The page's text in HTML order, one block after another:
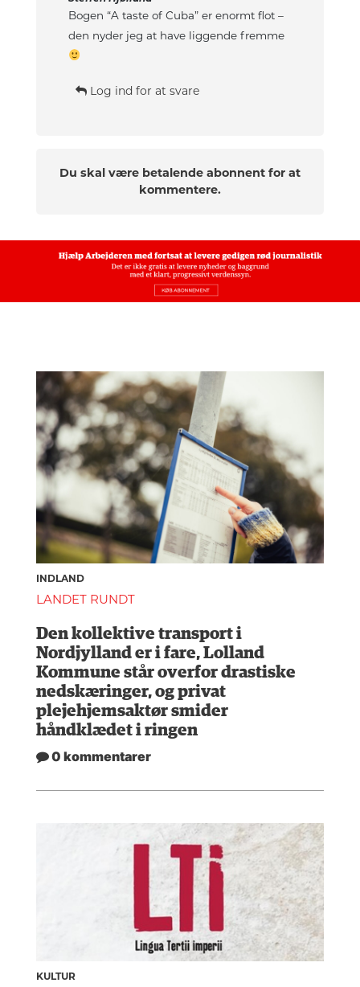
Bogen “A taste of Cuba” er enormt flot –
den nyder jeg at have liggende fremme
Log ind for at svare
Du skal være betalende abonnent for at
kommentere.
INDLAND
LANDET RUNDT
Den kollektive transport i
Nordjylland er i fare, Lolland
Kommune står overfor drastiske
nedskæringer, og privat
plejehjemsaktør smider
håndklædet i ringen
0 kommentarer
KULTUR